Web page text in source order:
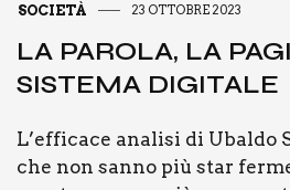
SOCIETÀ 23 OTTOBRE 2023
LA PARO­LA, LA
SI­STE­MA DIGI­TA­LE
L’efficace ana­li­si di Ubal­do
che non san­no più star